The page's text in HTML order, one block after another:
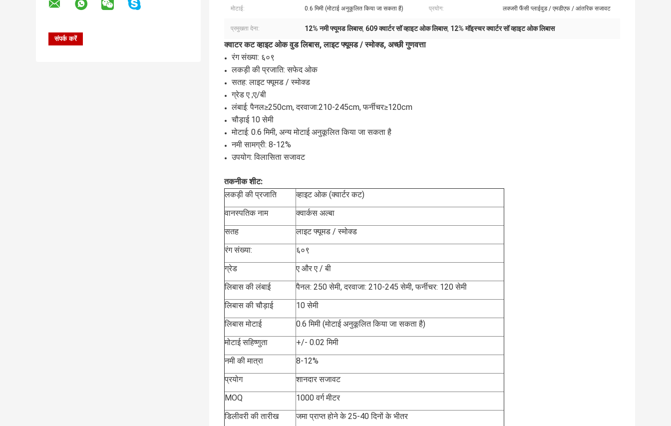
मोटाई: 0.6 मिमी (मोटाई अनुकूलित किया जा सकता है) प्रयोग: लक्जरी फैंसी प्लाईवुड / एमडीएफ / आंतरिक सजावट
प्रमुखता देना: 12% नमी फ्यूमड लिबास, 609 क्वार्टर सॉ व्हाइट ओक लिबास, 12% मॉइस्चर क्वार्टर सॉ व्हाइट ओक लिबास
क्वाटर कट व्हाइट ओक वुड लिबास, लाइट फ्यूमड / स्मोक्ड, अच्छी गुणवत्ता
रंग संख्या: ६०९
लकड़ी की प्रजाति: सफेद ओक
सतह: लाइट फ्यूमड / स्मोक्ड
ग्रेड ए ;ए/बी
लंबाई: पैनल≥250cm, दरवाजा:210-245cm, फर्नीचर≥120cm
चौड़ाई 10 सेमी
मोटाई: 0.6 मिमी, अन्य मोटाई अनुकूलित किया जा सकता है
नमी सामग्री: 8-12%
उपयोग: विलासिता सजावट
तकनीक शीट:
लकड़ी की प्रजाति
व्हाइट ओक (क्वार्टर कट)
वानस्पतिक नाम
क्वार्कस अल्बा
सतह
लाइट फ्यूमड / स्मोक्ड
रंग संख्या:
६०९
ग्रेड
ए और ए / बी
लिबास की लंबाई
पैनल: 250 सेमी, दरवाजा: 210-245 सेमी, फर्नीचर: 120 सेमी
लिबास की चौड़ाई
10 सेमी
लिबास मोटाई
0.6 मिमी (मोटाई अनुकूलित किया जा सकता है)
मोटाई सहिष्णुता
+/- 0.02 मिमी
नमी की मात्रा
8-12%
प्रयोग
शानदार सजावट
MOQ
1000 वर्ग मीटर
डिलीवरी की तारीख
जमा प्राप्त होने के 25-40 दिनों के भीतर